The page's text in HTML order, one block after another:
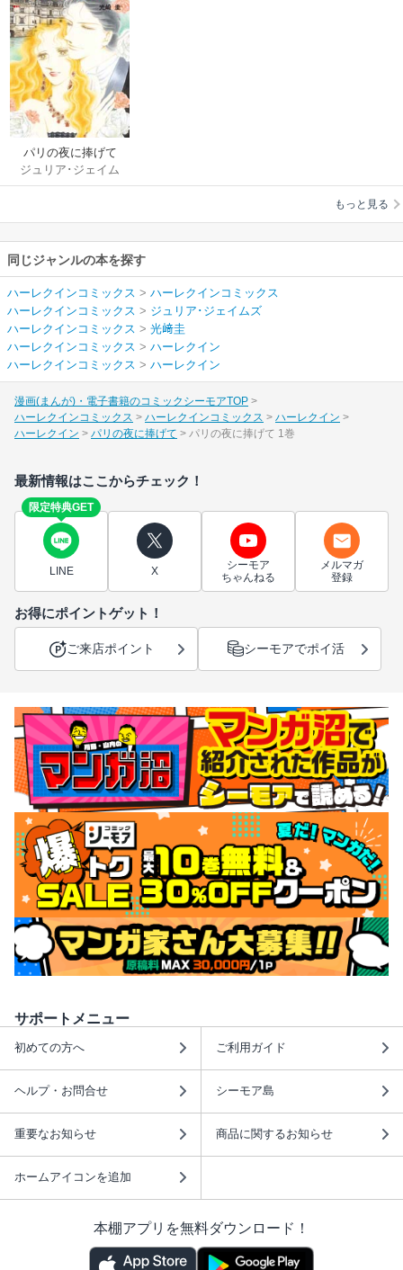
パリの夜に捧げて
ジュリア･ジェイム
ズ/光﨑圭
もっと見る
同じジャンルの本を探す
ハーレクインコミックス > ハーレクインコミックス
ハーレクインコミックス > ジュリア･ジェイムズ
ハーレクインコミックス > 光﨑圭
ハーレクインコミックス > ハーレクイン
ハーレクインコミックス > ハーレクイン
漫画(まんが)・電子書籍のコミックシーモアTOP
ハーレクインコミックス
ハーレクインコミックス
ハーレクイン
ハーレクイン
パリの夜に捧げて パリの夜に捧げて 1巻
最新情報はここからチェック！
限定特典GET
LINE X
シーモア
ちゃんねる
メルマガ
登録
お得にポイントゲット！
ご来店ポイント シーモアでポイ活
サポートメニュー
初めての方へ ご利用ガイド
ヘルプ・お問合せ シーモア島
重要なお知らせ 商品に関するお知らせ
ホームアイコンを追加
本棚アプリを無料ダウンロード！